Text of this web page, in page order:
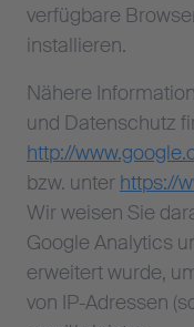
verfügbare
installieren.
Nähere
und Datenschutz
http://
bzw. unter https://
Wir weisen Sie
Google Analytics
erweitert wurde,
von IP-Adressen